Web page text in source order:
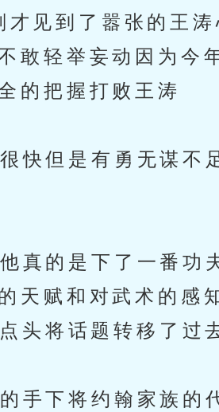
见到了嚣张的王涛
敢轻举妄动因为今
的把握打败王涛
但是有勇无谋不
的是下了一番功
赋和对武术的感
头将话题转移了过
下将约翰家族的